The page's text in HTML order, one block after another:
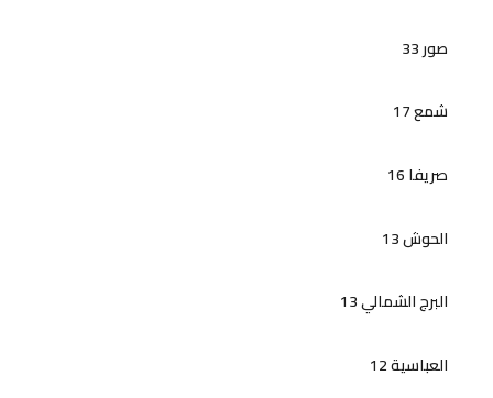
صور 33
شمع 17
صريفا 16
الحوش 13
البرج الشمالي 13
العباسية 12